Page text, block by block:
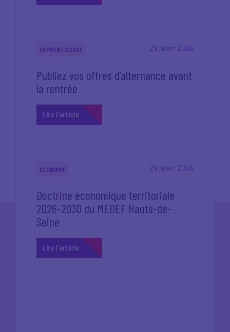
29 juillet 2026
APPRENTISSAGE
Publiez vos offres d’alternance avant
la rentrée
Lire l'article
29 juillet 2026
ECONOMIE
Doctrine économique territoriale
2026-2030 du MEDEF Hauts-de-
Seine
Lire l'article